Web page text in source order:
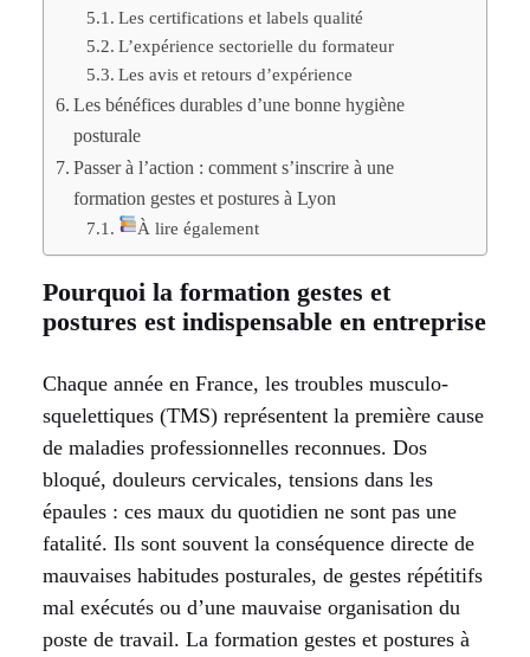
Les certifications et labels qualité
L’expérience sectorielle du formateur
Les avis et retours d’expérience
Les bénéfices durables d’une bonne hygiène
posturale
Passer à l’action : comment s’inscrire à une
formation gestes et postures à Lyon
À lire également
Pourquoi la formation gestes et
postures est indispensable en entreprise
Chaque année en France, les troubles musculo-
squelettiques (TMS) représentent la première cause
de maladies professionnelles reconnues. Dos
bloqué, douleurs cervicales, tensions dans les
épaules : ces maux du quotidien ne sont pas une
fatalité. Ils sont souvent la conséquence directe de
mauvaises habitudes posturales, de gestes répétitifs
mal exécutés ou d’une mauvaise organisation du
poste de travail. La formation gestes et postures à